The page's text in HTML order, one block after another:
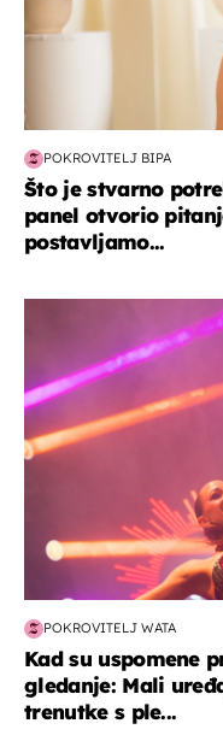
POKROVITELJ BIPA
Što je stvarno
panel otvorio
postavljamo...
POKROVITELJ WATA
Kad su uspomene
gledanje: Mali
trenutke s ple...